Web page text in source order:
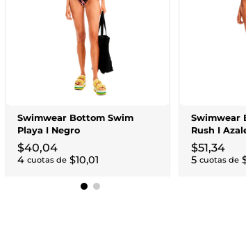
Swimwear Bottom Swim
Playa I Negro
$40,04
4 cuotas de $10,01
Swimwear
Rush I
$51,34
5 cuotas de